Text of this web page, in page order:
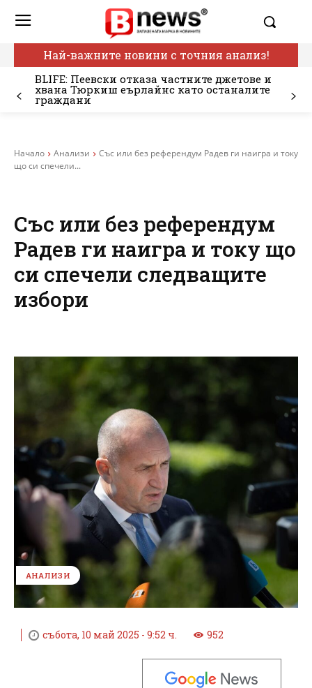
Най-важните новини с точния анализ!
BLIFE: Пеевски отказа частните джетове и
хвана Тюркиш еърлайнс като останалите
граждани
Начало Анализи
Със или без референдум Радев ги наигра и току
що си спечели...
Със или без референдум
Радев ги наигра и току що
си спечели следващите
избори
АНАЛИЗИ
събота, 10 май 2025 - 9:52 ч. 952